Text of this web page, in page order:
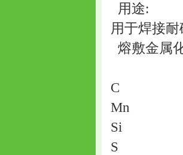
用途:
用于焊接
熔敷金属
C
Mn
Si
S